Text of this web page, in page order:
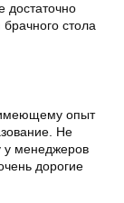
достаточно
стола
опыт
Не
у менеджеров
дорогие